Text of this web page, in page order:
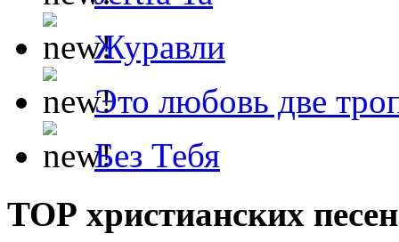
Журавли
Это любовь две
Без Тебя
ТОР христианских песен